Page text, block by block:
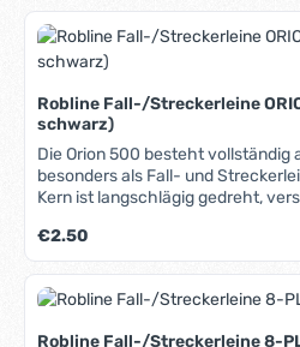
Robline Fall-/Streckerleine
schwarz)
Die Orion 500 besteht vollständig
besonders als Fall- und
Kern ist langschlägig gedreht,
verfügt sie über eine hohe
in Klemmen. Hervorragend
Spifall, als Reffleine und auch für
Gut. Sehr gutes Preis-
Regulärer Preis:
€2.50
Robline Fall-/Streckerleine 8-